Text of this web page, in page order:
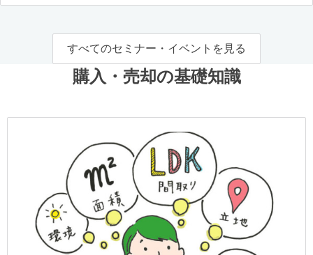
すべてのセミナー・イベントを見る
購入・売却の基礎知識